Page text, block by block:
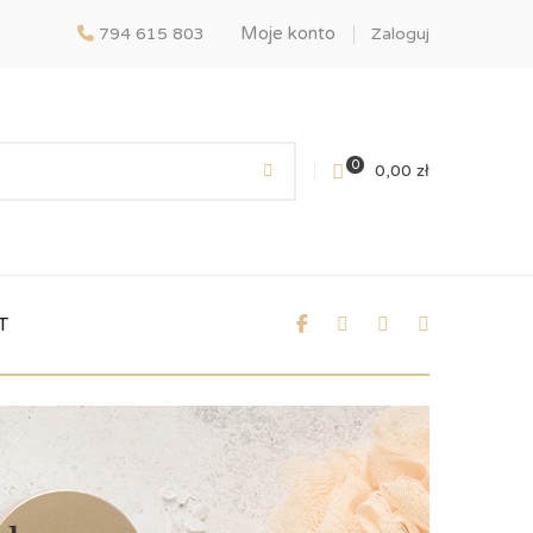
794 615 803 Moje konto Zaloguj
0 0,00 zł